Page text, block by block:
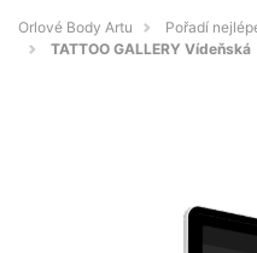
Orlové Body Artu
Pořadí
TATTOO GALLERY Vídeňská